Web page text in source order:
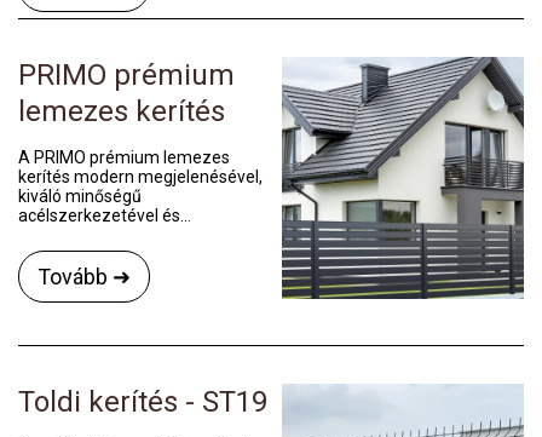
PRIMO prémium
lemezes kerítés
A PRIMO prémium lemezes
kerítés modern megjelenésével,
kiváló minőségű
acélszerkezetével és...
Tovább ➜
Toldi kerítés - ST19